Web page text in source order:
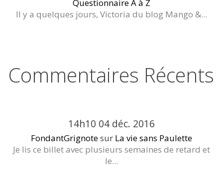
Questionnaire A à Z
Il y a quelques jours, Victoria du blog Mango &...
Commentaires Récents
14h10 04 déc. 2016
FondantGrignotesur La vie sans Paulette
Je lis ce billet avec plusieurs semaines de retard et
le...